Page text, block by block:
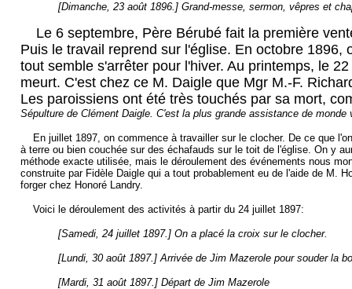
[Dimanche, 23 août 1896.] Grand-messe, sermon, vêpres et
Le 6 septembre, Père Bérubé fait la première
Puis le travail reprend sur l'église. En octobre
tout semble s'arrêter pour l'hiver. Au printemps, le
meurt. C'est chez ce M. Daigle que Mgr M.-F.
Les paroissiens ont été très touchés par sa mort,
Sépulture de Clément Daigle. C'est la plus grande assistance de
En juillet 1897, on commence à travailler sur le clocher. De ce que
à terre ou bien couchée sur des échafauds sur le toit de l'église. On y
méthode exacte utilisée, mais le déroulement des événements nous
construite par Fidèle Daigle qui a tout probablement eu de l'aide de M.
forger chez Honoré Landry.
Voici le déroulement des activités à partir du 24 juillet 1897:
[Samedi, 24 juillet 1897.] On a placé la croix sur le clocher.
[Lundi, 30 août 1897.] Arrivée de Jim Mazerole pour souder la
[Mardi, 31 août 1897.] Départ de Jim Mazerole